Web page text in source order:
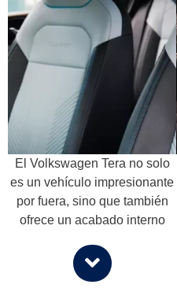
El Volkswagen Tera no solo
es un vehículo impresionante
por fuera, sino que también
ofrece un acabado interno
especial.